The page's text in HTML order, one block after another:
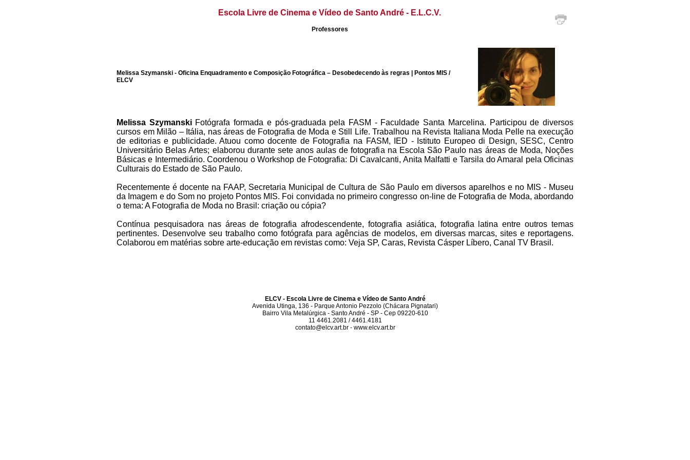
Escola Livre de Cinema e Vídeo de Santo André - E.L.C.V.
Professores
Melissa Szymanski - Oficina Enquadramento e Composição Fotográfica – Desobedecendo às regras | Pontos MIS /
ELCV
Melissa Szymanski Fotógrafa formada e pós-graduada pela FASM - Faculdade Santa Marcelina. Participou de diversos
cursos em Milão – Itália, nas áreas de Fotografia de Moda e Still Life. Trabalhou na Revista Italiana Moda Pelle na execução
de editorias e publicidade. Atuou como docente de Fotografia na FASM, IED - Istituto Europeo di Design, SESC, Centro
Universitário Belas Artes; elaborou durante sete anos aulas de fotografia na Escola São Paulo nas áreas de Moda, Noções
Básicas e Intermediário. Coordenou o Workshop de Fotografia: Di Cavalcanti, Anita Malfatti e Tarsila do Amaral pela Oficinas
Culturais do Estado de São Paulo.
Recentemente é docente na FAAP, Secretaria Municipal de Cultura de São Paulo em diversos aparelhos e no MIS - Museu
da Imagem e do Som no projeto Pontos MIS. Foi convidada no primeiro congresso on-line de Fotografia de Moda, abordando
o tema: A Fotografia de Moda no Brasil: criação ou cópia?
Contínua pesquisadora nas áreas de fotografia afrodescendente, fotografia asiática, fotografia latina entre outros temas
pertinentes. Desenvolve seu trabalho como fotógrafa para agências de modelos, em diversas marcas, sites e reportagens.
Colaborou em matérias sobre arte-educação em revistas como: Veja SP, Caras, Revista Cásper Líbero, Canal TV Brasil.
ELCV - Escola Livre de Cinema e Vídeo de Santo André
Avenida Utinga, 136 - Parque Antonio Pezzolo (Chácara Pignatari)
Bairro Vila Metalúrgica - Santo André - SP - Cep 09220-610
11 4461.2081 / 4461.4181
contato@elcv.art.br - www.elcv.art.br